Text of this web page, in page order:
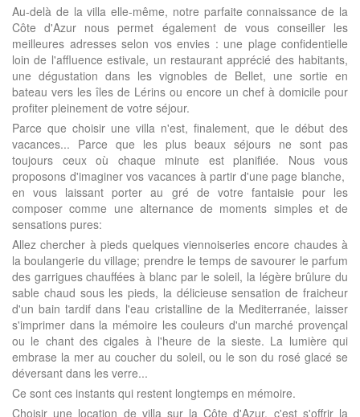
Au-delà de la villa elle-même, notre parfaite connaissance de la
Côte d'Azur nous permet également de vous conseiller les
meilleures adresses selon vos envies : une plage confidentielle
loin de l'affluence estivale, un restaurant apprécié des habitants,
une dégustation dans les vignobles de Bellet, une sortie en
bateau vers les îles de Lérins ou encore un chef à domicile pour
profiter pleinement de votre séjour.
Parce que choisir une villa n'est, finalement, que le début des
vacances... Parce que les plus beaux séjours ne sont pas
toujours ceux où chaque minute est planifiée. Nous vous
proposons d'imaginer vos vacances à partir d'une page blanche,
en vous laissant porter au gré de votre fantaisie pour les
composer comme une alternance de moments simples et de
sensations pures:
Allez chercher à pieds quelques viennoiseries encore chaudes à
la boulangerie du village; prendre le temps de savourer le parfum
des garrigues chauffées à blanc par le soleil, la légère brûlure du
sable chaud sous les pieds, la délicieuse sensation de fraicheur
d'un bain tardif dans l'eau cristalline de la Mediterranée, laisser
s'imprimer dans la mémoire les couleurs d'un marché provençal
ou le chant des cigales à l'heure de la sieste. La lumière qui
embrase la mer au coucher du soleil, ou le son du rosé glacé se
déversant dans les verre...
Ce sont ces instants qui restent longtemps en mémoire.
Choisir une location de villa sur la Côte d'Azur, c'est s'offrir la